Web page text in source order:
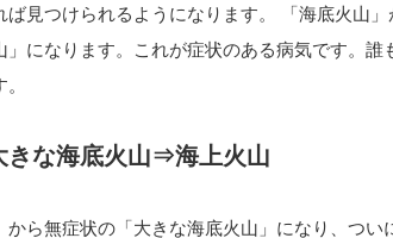
ば見つけられるようになります。 「海底火山
になります。これが症状のある病気です。
な海底火山⇒海上火山
ら無症状の「大きな海底火山」になり、つい